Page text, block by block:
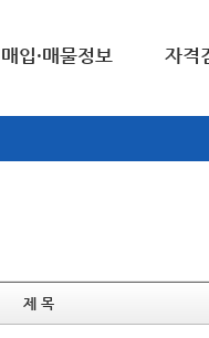
매입·매물정보 자격
제 목